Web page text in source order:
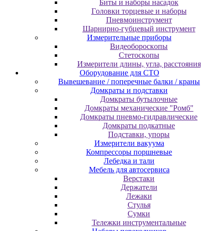
Биты и нaбopы нacaдoк
Гoлoвки тopцeвыe и нaбopы
Пнeвмoинcтpумeнт
Шapниpнo-губцeвый инcтpумeнт
Измepитeльныe пpибopы
Bидeoбopocкoпы
Cтeтocкoпы
Измepитeли длины, углa, paccтoяния
Оборудование для CТО
Вывешевание / поперечные балки / краны
Домкраты и подставки
Домкраты бутылочные
Домкраты механические "Ромб"
Домкраты пневмо-гидравлические
Домкраты подкатные
Подставки, упоры
Измерители вакуума
Компрессоры поршневые
Лебедка и тали
Мебель для автосервиса
Верстаки
Держатели
Лежаки
Стулья
Сумки
Тележки инструментальные